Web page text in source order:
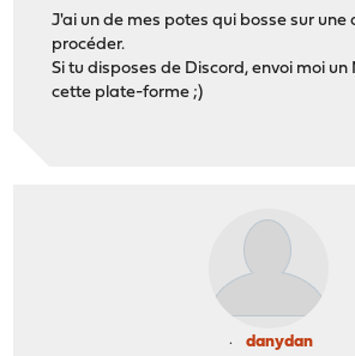
J'ai un de mes potes qui bosse sur une
procéder.
Si tu disposes de Discord, envoi moi un
cette plate-forme ;)
danydan